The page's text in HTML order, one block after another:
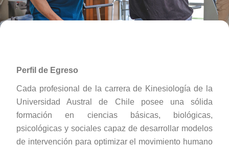
Perfil de Egreso
Cada profesional de la carrera de Kinesiología de la
Universidad Austral de Chile posee una sólida
formación en ciencias básicas, biológicas,
psicológicas y sociales capaz de desarrollar modelos
de intervención para optimizar el movimiento humano